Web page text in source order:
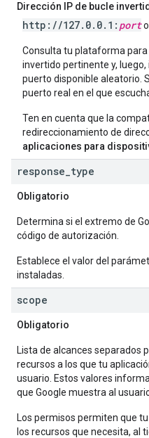
Dirección IP de bucle
http: //127. 0. 0. 1: porto
Consulta tu plataforma para
invertido pertinente y,
puerto disponible aleatorio.
puerto real en el que
Ten en cuenta que la
redireccionamiento de
aplicaciones para
response type
Obligatorio
Determina si el extremo de
código de autorización.
Establece el valor del
instaladas.
scope
Obligatorio
Lista de alcances separados
recursos a los que tu
usuario. Estos valores
que Google muestra al
Los permisos permiten que
los recursos que necesita, al